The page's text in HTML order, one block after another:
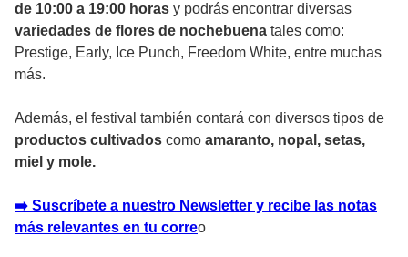
de 10:00 a 19:00 horas y podrás encontrar diversas
variedades de flores de nochebuena tales como:
Prestige, Early, Ice Punch, Freedom White, entre muchas
más.
Además, el festival también contará con diversos tipos de
productos cultivados como amaranto, nopal, setas,
miel y mole.
➡️ Suscríbete a nuestro Newsletter y recibe las notas
más relevantes en tu correo